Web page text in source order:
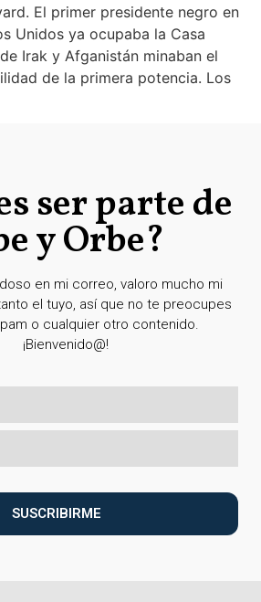
El primer presidente negro en
Unidos ya ocupaba la Casa
Irak y Afganistán minaban el
de la primera potencia. Los
ser parte de
y Orbe?
en mi correo, valoro mucho mi
el tuyo, así que no te preocupes
o cualquier otro contenido.
¡Bienvenido@!
SUSCRIBIRME